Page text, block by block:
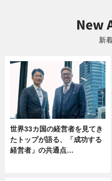
新
世界33カ国の経営者を見てき
たトップが語る、「成功する
経営者」の共通点…